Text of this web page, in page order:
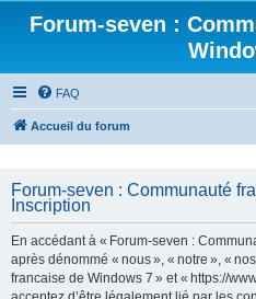
Forum-seven :
FAQ
Accueil du forum
Forum-seven : Communauté
Inscription
En accédant à « Forum-seven :
après dénommé « nous », « notre », «
francaise de Windows 7 » et « https://